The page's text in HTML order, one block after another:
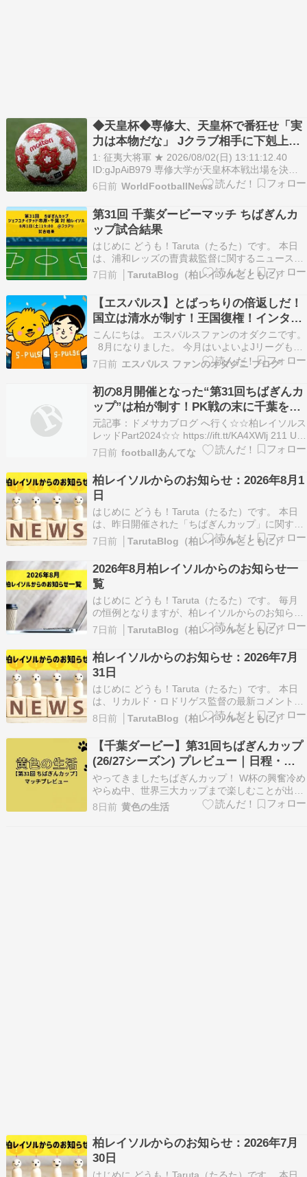
◆天皇杯◆専修大、天皇杯で番狂せ「実
力は本物だな」 Jクラブ相手に下剋上…
27年ぶり快挙に「びっくりしました」
1: 征夷大将軍 ★ 2026/08/02(日) 13:11:12.40
ID:gJpAiB979 専修大学が天皇杯本戦出場を決め
た 天皇杯の都道府県代表決定戦が8月1日に各地
で行われ、神奈川県大会決勝では関東大学リーグ
2部の専修大がJ3のSC相模原を破るジャイアント
キリングで2…
6日前 WorldFootballNews
第31回 千葉ダービーマッチ ちばぎんカ
ップ試合結果
はじめに どうも！Taruta（たるた）です。 本日
は、浦和レッズの曺貴裁監督に関するニュースが
掲載されていました。 【浦和】曺貴裁監督「非常
にポジティブ」手応え 大宮戦後は隣のピッチで異
例の第…
https://news.yahoo.co.jp/articles/3f27bda…
7日前 │TarutaBlog（柏レイソルとともに）
【エスパルス】とばっちりの倍返しだ！
国立は清水が制す！王国復権！インター
ハイは静岡が優勝
こんにちは。 エスパルスファンのオダクニです。
8月になりました。 今月はいよいよJリーグも開
始。 来週末は初戦がある。 我が家でも毎年恒例
の選手名鑑をゲットして 対戦相手のチェックや選
手の小ネタをチェック。 今年はエルゴラッソに
もどしました。 百年構想リーグはサッ…
7日前 エスパルス ファンのオダクニ ブログ
初の8月開催となった“第31回ちばぎんカ
ップ”は柏が制す！PK戦の末に千葉を下
し1月に続く勝利
元記事：ドメサカブログ へ行く☆☆柏レイソルス
レッドPart2024☆☆ https://ift.tt/KA4XWlj 211 U-
名無しさん 2026/08/01(土) 21:14:59 […] The
post 初の8月開催となった“第31回ちばぎんカッ
プ”は柏が制す！PK戦…
7日前 footballあんてな
柏レイソルからのお知らせ：2026年8月1
日
はじめに どうも！Taruta（たるた）です。 本日
は、昨日開催された「ちばぎんカップ」に関する
ニュースを取り上げました。 【Ｊリーグ】国内最
古のプレシーズンマッチ・ちばぎん杯 史上初の年
２回＆ナイタ…
https://news.yahoo.co.jp/articles/54b5…
7日前 │TarutaBlog（柏レイソルとともに）
2026年8月柏レイソルからのお知らせ一
覧
はじめに どうも！Taruta（たるた）です。 毎月
の恒例となりますが、柏レイソルからのお知らせ
内容を確認しやすくするため、「2026年8月のお
知らせリスト」を作成しています。 お知らせは、
掲載されるたびに月単位でまとめておりますの
で、各日ごとの詳しい内容については、あわせて
関連…
7日前 │TarutaBlog（柏レイソルとともに）
柏レイソルからのお知らせ：2026年7月
31日
はじめに どうも！Taruta（たるた）です。 本日
は、リカルド・ロドリゲス監督の最新コメントが
掲載されたニュースを取り上げました。 柏のリカ
ルド監督がプレシーズンよりも重要視した“オフ
の過ごし方”。百年構想リー…
https://news.yahoo.co.jp/article…
8日前 │TarutaBlog（柏レイソルとともに）
【千葉ダービー】第31回ちばぎんカップ
(26/27シーズン) プレビュー｜日程・会
場・放送・注目選手
やってきましたちばぎんカップ！ W杯の興奮冷め
やらぬ中、世界三大カップまで楽しむことが出来
るのは、ジェフサポ・レイソルサポの特権です
ね。 それも2026年はちばぎんカップを2回も観ら
8日前 黄色の生活
柏レイソルからのお知らせ：2026年7月
30日
はじめに どうも！Taruta（たるた）です。 本日